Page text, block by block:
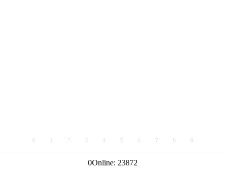
0 1 2 3 4 5 6 7 8 9
0Online: 23872